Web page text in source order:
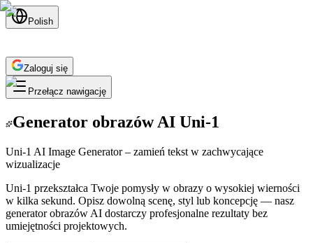
Polish
Zaloguj się
Przełącz nawigację
Generator obrazów AI Uni-1
Uni-1 AI Image Generator – zamień tekst w zachwycające
wizualizacje
Uni-1 przekształca Twoje pomysły w obrazy o wysokiej wierności
w kilka sekund. Opisz dowolną scenę, styl lub koncepcję — nasz
generator obrazów AI dostarczy profesjonalne rezultaty bez
umiejętności projektowych.